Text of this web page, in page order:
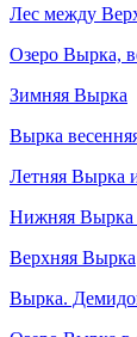
Лес между
Озеро Вырка,
Зимняя Вырка
Вырка
Летняя Вырка
Нижняя Вырка
Верхняя Вырка
Вырка.